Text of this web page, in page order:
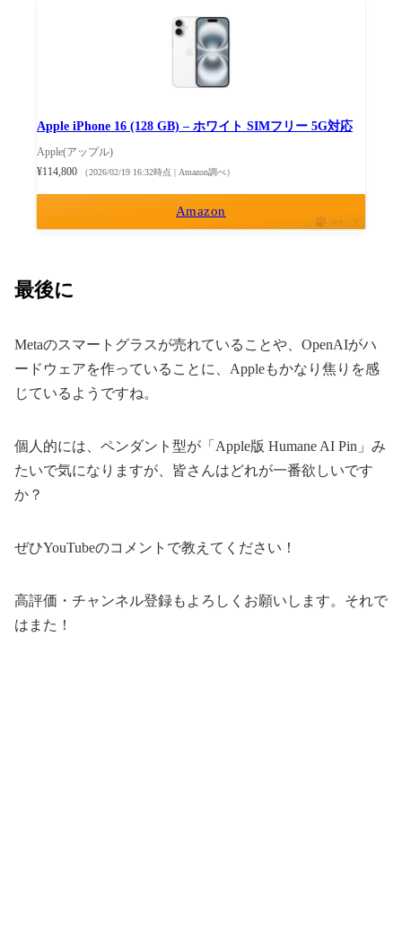
Apple iPhone 16 (128 GB) – ホワイト SIMフリー 5G対応
Apple(アップル)
¥114,800
（2026/02/19 16:32時点 | Amazon調べ）
Amazon
ポチップ
最後に
Metaのスマートグラスが売れていることや、OpenAIがハ
ードウェアを作っていることに、Appleもかなり焦りを感
じているようですね。
個人的には、ペンダント型が「Apple版 Humane AI Pin」み
たいで気になりますが、皆さんはどれが一番欲しいです
か？
ぜひYouTubeのコメントで教えてください！
高評価・チャンネル登録もよろしくお願いします。それで
はまた！